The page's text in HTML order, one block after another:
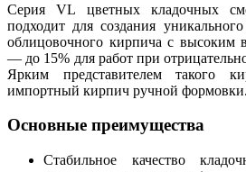
Серия VL цветных кладочных
подходит для создания
облицовочного кирпича с высоким
— до 15% для работ при
Ярким представителем такого
импортный кирпич ручной формовки.
Основные преимущества
Стабильное качество